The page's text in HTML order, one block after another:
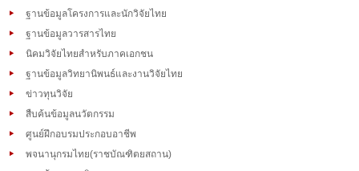
ฐานข้อมูลโครงการและนักวิจัยไทย
ฐานข้อมูลวารสารไทย
นิคมวิจัยไทยสำหรับภาคเอกชน
ฐานข้อมูลวิทยานิพนธ์และงานวิจัยไทย
ข่าวทุนวิจัย
สืบค้นข้อมูลนวัตกรรม
ศูนย์ฝึกอบรมประกอบอาชีพ
พจนานุกรมไทย(ราชบัณฑิตยสถาน)